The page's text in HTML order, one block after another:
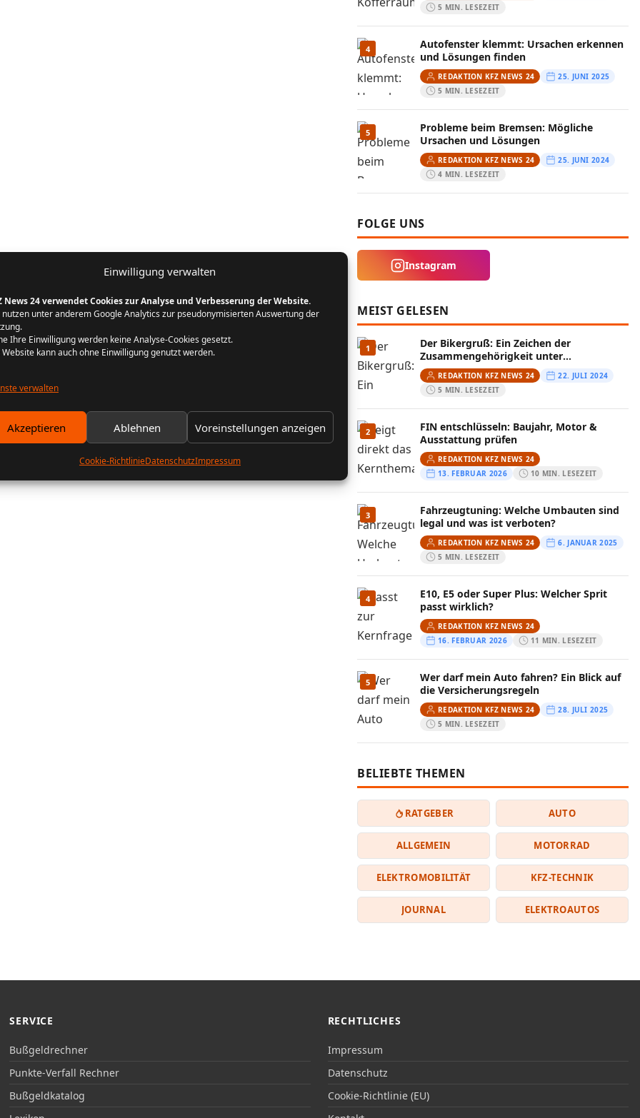
Einwilligung verwalten
News 24 verwendet Cookies zur Analyse und Verbesserung der Website.
nutzen unter anderem Google Analytics zur pseudonymisierten Auswertung der
Ihre Einwilligung werden keine Analyse-Cookies gesetzt.
Website kann auch ohne Einwilligung genutzt werden.
verwalten
Akzeptieren Ablehnen Voreinstellungen anzeigen
Cookie-RichtlinieDatenschutzImpressum
5 MIN. LESEZEIT
4
Autofenster klemmt: Ursachen erkennen
und Lösungen finden
REDAKTION KFZ NEWS 24
25. JUNI 2025
5 MIN. LESEZEIT
5
Probleme beim Bremsen: Mögliche
Ursachen und Lösungen
REDAKTION KFZ NEWS 24
25. JUNI 2024
4 MIN. LESEZEIT
FOLGE UNS
Instagram
MEIST GELESEN
1
Der Bikergruß: Ein Zeichen der
Zusammengehörigkeit unter
Motorradfahrern
REDAKTION KFZ NEWS 24
22. JULI 2024
5 MIN. LESEZEIT
2
FIN entschlüsseln: Baujahr, Motor &
Ausstattung prüfen
REDAKTION KFZ NEWS 24
13. FEBRUAR 2026
10 MIN. LESEZEIT
3
Fahrzeugtuning: Welche Umbauten sind
legal und was ist verboten?
REDAKTION KFZ NEWS 24
6. JANUAR 2025
5 MIN. LESEZEIT
4
E10, E5 oder Super Plus: Welcher Sprit
passt wirklich?
REDAKTION KFZ NEWS 24
16. FEBRUAR 2026
11 MIN. LESEZEIT
5
Wer darf mein Auto fahren? Ein Blick auf
die Versicherungsregeln
REDAKTION KFZ NEWS 24
28. JULI 2025
5 MIN. LESEZEIT
BELIEBTE THEMEN
RATGEBER AUTO
ALLGEMEIN MOTORRAD
ELEKTROMOBILITÄT KFZ-TECHNIK
JOURNAL ELEKTROAUTOS
SERVICE
Bußgeldrechner
Punkte-Verfall Rechner
Bußgeldkatalog
RECHTLICHES
Impressum
Datenschutz
Cookie-Richtlinie (EU)